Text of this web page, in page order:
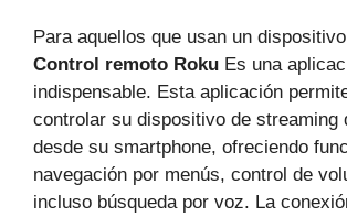
Para aquellos que usan un
Control remoto Roku Es una
indispensable. Esta aplicación
controlar su dispositivo de streaming
desde su smartphone, ofreciendo
navegación por menús, control de
incluso búsqueda por voz. La